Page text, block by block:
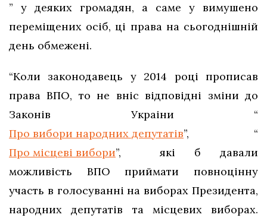
” у деяких громадян, а саме у вимушено
переміщених осіб, ці права на сьогоднішній
день обмежені.
“Коли законодавець у 2014 році прописав
права ВПО, то не вніс відповідні зміни до
Законів Украіни “
Про вибори народних депутатів”, “
Про місцеві вибори”, які б давали
можливість ВПО приймати повноцінну
участь в голосуванні на виборах Президента,
народних депутатів та місцевих виборах.